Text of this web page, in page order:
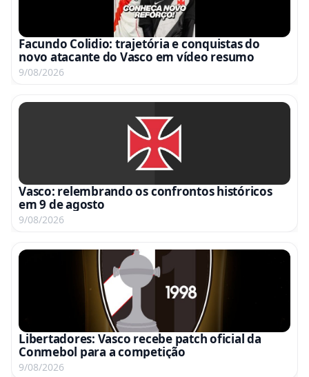
Facundo Colidio: trajetória e conquistas do
novo atacante do Vasco em vídeo resumo
9/08/2026
Vasco: relembrando os confrontos históricos
em 9 de agosto
9/08/2026
Libertadores: Vasco recebe patch oficial da
Conmebol para a competição
9/08/2026